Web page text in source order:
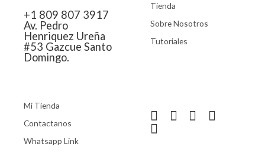
+1 809 807 3917
Av. Pedro
Henriquez Ureña
#53 Gazcue Santo
Domingo.
Tienda
Sobre Nosotros
Tutoriales
Mi Tienda
Contactanos
Whatsapp Link